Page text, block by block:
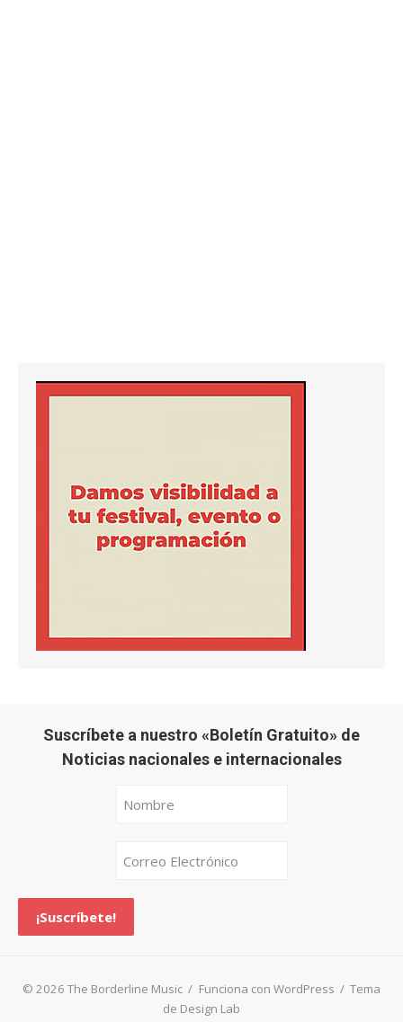
Suscríbete a nuestro «Boletín Gratuito» de
Noticias nacionales e internacionales
© 2026 The Borderline Music / Funciona con WordPress / Tema
de Design Lab